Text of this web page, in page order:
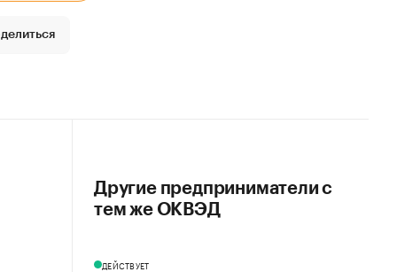
Другие предприниматели с
тем же ОКВЭД
ДЕЙСТВУЕТ